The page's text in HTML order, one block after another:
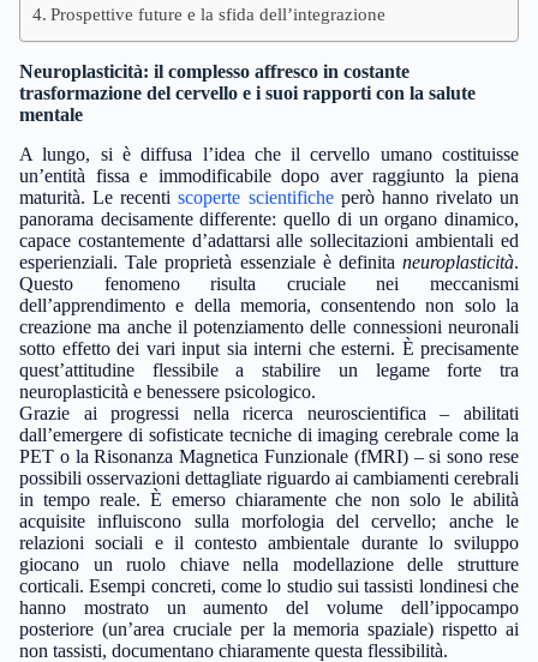
Prospettive future e la sfida dell’integrazione
Neuroplasticità: il complesso affresco in costante
trasformazione del cervello e i suoi rapporti con la salute
mentale
A lungo, si è diffusa l’idea che il cervello umano costituisse
un’entità fissa e immodificabile dopo aver raggiunto la piena
maturità. Le recentiscoperte scientificheperò hanno rivelato un
panorama decisamente differente: quello di un organo dinamico,
capace costantemente d’adattarsi alle sollecitazioni ambientali ed
esperienziali. Tale proprietà essenziale è definita neuroplasticità.
Questo fenomeno risulta cruciale nei meccanismi
dell’apprendimento e della memoria, consentendo non solo la
creazione ma anche il potenziamento delle connessioni neuronali
sotto effetto dei vari input sia interni che esterni. È precisamente
quest’attitudine flessibile a stabilire un legame forte tra
neuroplasticità e benessere psicologico.
Grazie ai progressi nella ricerca neuroscientifica – abilitati
dall’emergere di sofisticate tecniche di imaging cerebrale come la
PET o la Risonanza Magnetica Funzionale (fMRI) – si sono rese
possibili osservazioni dettagliate riguardo ai cambiamenti cerebrali
in tempo reale. È emerso chiaramente che non solo le abilità
acquisite influiscono sulla morfologia del cervello; anche le
relazioni sociali e il contesto ambientale durante lo sviluppo
giocano un ruolo chiave nella modellazione delle strutture
corticali. Esempi concreti, come lo studio sui tassisti londinesi che
hanno mostrato un aumento del volume dell’ippocampo
posteriore (un’area cruciale per la memoria spaziale) rispetto ai
non tassisti, documentano chiaramente questa flessibilità.